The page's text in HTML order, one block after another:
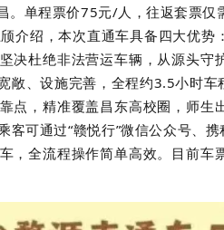
。单程票价75元/人，往返套票仅
介绍，本次直通车具备四大优
决杜绝非法营运车辆，从源头
敞、设施完善，全程约3.5小时
点，精准覆盖昌东高校圈，师
客可通过“赣悦行”微信公众号、
，全流程操作简单高效。目前